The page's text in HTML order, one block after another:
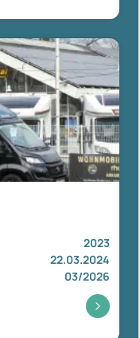
2023
22.03.2024
03/2026